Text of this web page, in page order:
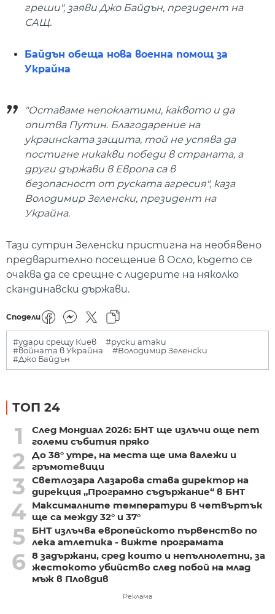
греши", заяви Джо Байдън, президент на
САЩ.
Байдън обеща нова военна помощ за
Украйна
"Оставаме непоклатими, каквото и да
опитва Путин. Благодарение на
украинската защита, той не успява да
постигне никакви победи в страната, а
други държави в Европа са в
безопасност от руската агресия", каза
Володимир Зеленски, президент на
Украйна.
Тази сутрин Зеленски пристигна на необявено
предварително посещение в Осло, където се
очаква да се срещне с лидерите на няколко
скандинавски държави.
Сподели
#удари срещу Киев
#руски атаки
#войната в Украйна
#Володимир Зеленски
#Джо Байдън
ТОП 24
1
След Мондиал 2026: БНТ ще излъчи още пет
големи събития пряко
2
До 38° утре, на места ще има валежи и
гръмотевици
3
Светлозара Лазарова става директор на
дирекция „Програмно съдържание“ в БНТ
4 Максималните температури в четвъртък
ще са между 32° и 37°
5
БНТ излъчва европейското първенство по
лека атлетика - вижте програмата
6 8 задържани, сред които и непълнолетни, за
жестокото убийство след побой на млад
мъж в Пловдив
Реклама